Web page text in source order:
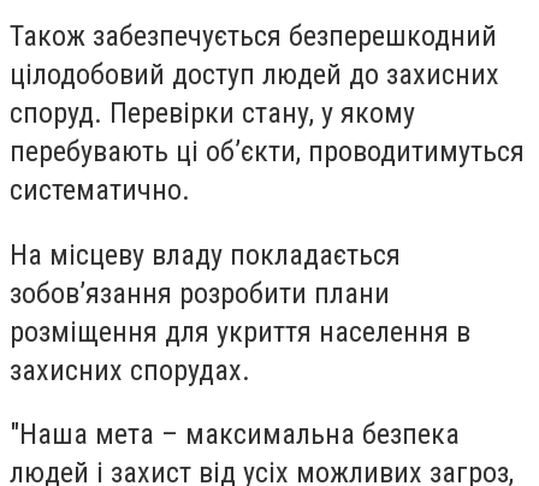
Також забезпечується безперешкодний
цілодобовий доступ людей до захисних
споруд. Перевірки стану, у якому
перебувають ці об’єкти, проводитимуться
систематично.
На місцеву владу покладається
зобов’язання розробити плани
розміщення для укриття населення в
захисних спорудах.
"Наша мета – максимальна безпека
людей і захист від усіх можливих загроз,